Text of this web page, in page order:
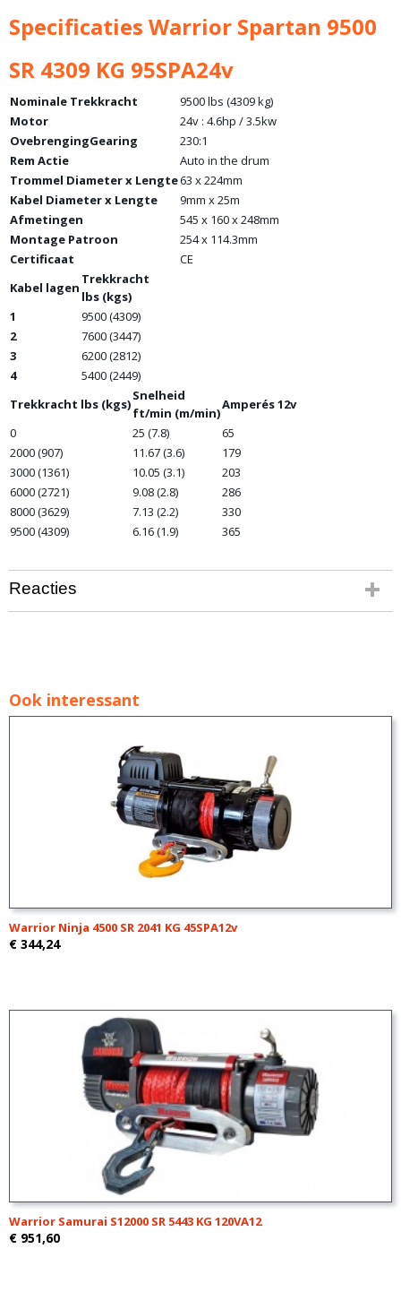
Specificaties Warrior Spartan 9500
SR 4309 KG 95SPA24v
Nominale Trekkracht
9500 lbs (4309 kg)
Motor
24v : 4.6hp / 3.5kw
OvebrengingGearing
230:1
Rem Actie
Auto in the drum
Trommel Diameter x Lengte63 x 224mm
Kabel Diameter x Lengte
9mm x 25m
Afmetingen
545 x 160 x 248mm
Montage Patroon
254 x 114.3mm
Certificaat
CE
Kabel lagen
Trekkracht
lbs (kgs)
1
9500 (4309)
2
7600 (3447)
3
6200 (2812)
4
5400 (2449)
Trekkracht lbs (kgs)
Snelheid
ft/min (m/min)
Amperés 12v
0
25 (7.8)
65
2000 (907)
11.67 (3.6)
179
3000 (1361)
10.05 (3.1)
203
6000 (2721)
9.08 (2.8)
286
8000 (3629)
7.13 (2.2)
330
9500 (4309)
6.16 (1.9) 365
Reacties
Ook interessant
Warrior Ninja 4500 SR 2041 KG 45SPA12v
€ 344,24
Warrior Samurai S12000 SR 5443 KG 120VA12
€ 951,60